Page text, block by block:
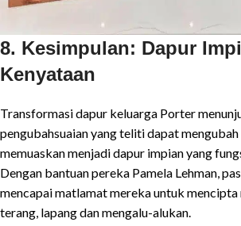
8. Kesimpulan: Dapur
Kenyataan
Transformasi dapur keluarga Porter
pengubahsuaian yang teliti dapat
memuaskan menjadi dapur impian yang
Dengan bantuan pereka Pamela Lehman,
mencapai matlamat mereka untuk mencipta
terang, lapang dan mengalu-alukan.